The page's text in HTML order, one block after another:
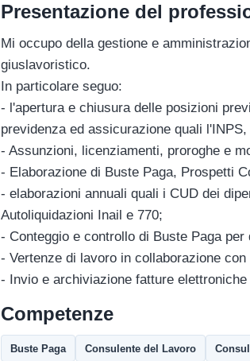
Presentazione del
Mi occupo della gestione e
giuslavoristico.
In particolare seguo:
- l'apertura e chiusura delle posizioni
previdenza ed assicurazione quali
- Assunzioni, licenziamenti, proroghe e
- Elaborazione di Buste Paga, Prospetti
- elaborazioni annuali quali i CUD dei
Autoliquidazioni Inail e 770;
- Conteggio e controllo di Buste Paga
- Vertenze di lavoro in collaborazione
- Invio e archiviazione fatture
Competenze
Buste Paga Consulente del Lavoro